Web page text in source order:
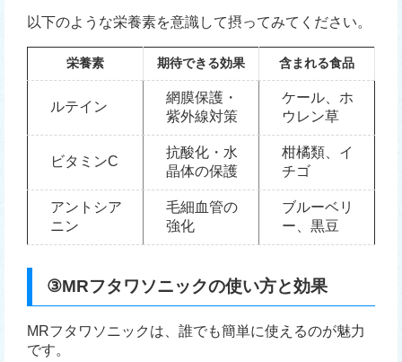
以下のような栄養素を意識して摂ってみてください。
栄養素 期待できる効果 含まれる食品
ルテイン
網膜保護・
紫外線対策
ケール、ホ
ウレン草
ビタミンC
抗酸化・水
晶体の保護
柑橘類、イ
チゴ
アントシア
ニン
毛細血管の
強化
ブルーベリ
ー、黒豆
③MRフタワソニックの使い方と効果
MRフタワソニックは、誰でも簡単に使えるのが魅力
です。